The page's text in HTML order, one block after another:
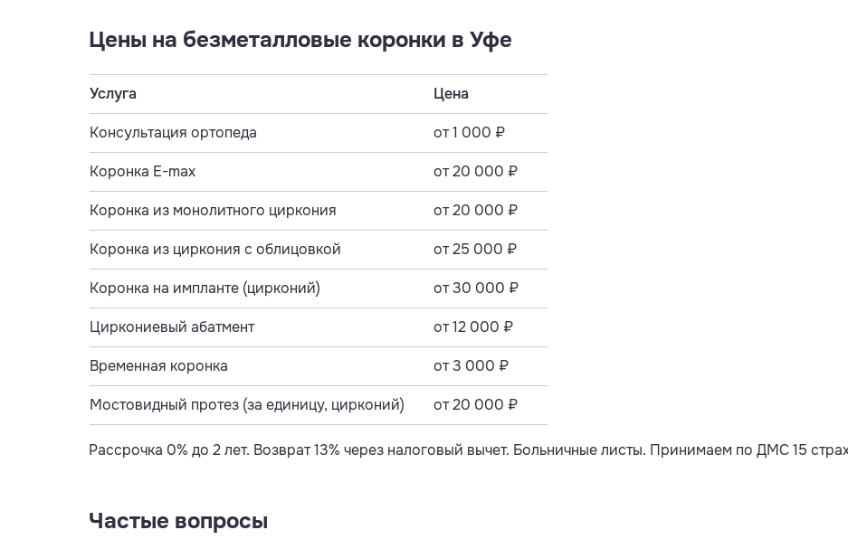
Цены на безметалловые коронки в Уфе
Услуга Цена
Консультация ортопеда от 1 000 ₽
Коронка E-max от 20 000 ₽
Коронка из монолитного циркония от 20 000 ₽
Коронка из циркония с облицовкой от 25 000 ₽
Коронка на импланте (цирконий) от 30 000 ₽
Циркониевый абатмент от 12 000 ₽
Временная коронка от 3 000 ₽
Мостовидный протез (за единицу, цирконий) от 20 000 ₽
Рассрочка 0% до 2 лет. Возврат 13% через налоговый вычет. Больничные листы. Принимаем по ДМС 15
Частые вопросы